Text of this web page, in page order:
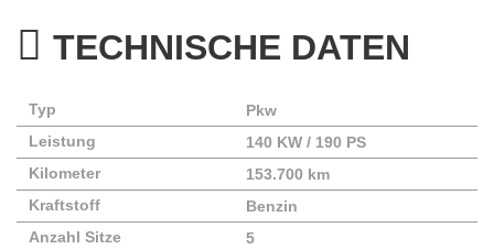
TECHNISCHE DATEN
Typ
Pkw
Leistung
140 KW / 190 PS
Kilometer
153.700 km
Kraftstoff
Benzin
Anzahl Sitze
5